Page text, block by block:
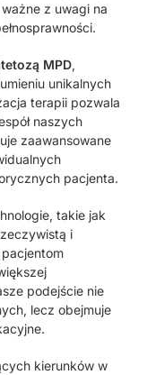
z uwagi na
MPD,
unikalnych
terapii pozwala
naszych
zaawansowane
pacjenta.
takie jak
i
podejście nie
lecz obejmuje
kierunków w